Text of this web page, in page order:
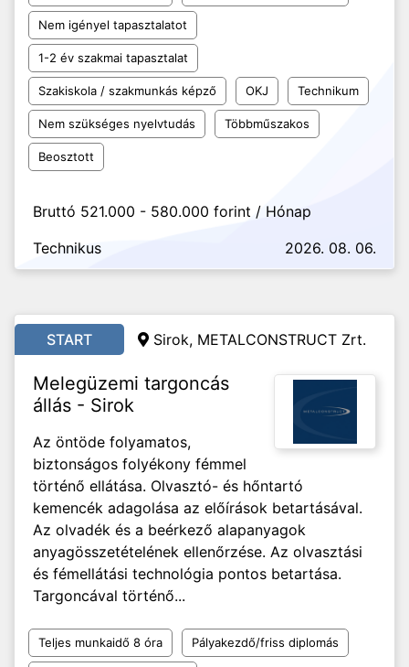
Nem igényel tapasztalatot
1-2 év szakmai tapasztalat
Szakiskola / szakmunkás képző OKJ Technikum
Nem szükséges nyelvtudás Többműszakos
Beosztott
Bruttó 521.000 - 580.000 forint / Hónap
Technikus
2026. 08. 06.
START Sirok, METALCONSTRUCT Zrt.
Melegüzemi targoncás
állás - Sirok
Az öntöde folyamatos,
biztonságos folyékony fémmel
történő ellátása. Olvasztó- és hőntartó
kemencék adagolása az előírások betartásával.
Az olvadék és a beérkező alapanyagok
anyagösszetételének ellenőrzése. Az olvasztási
és fémellátási technológia pontos betartása.
Targoncával történő...
Teljes munkaidő 8 óra Pályakezdő/friss diplomás